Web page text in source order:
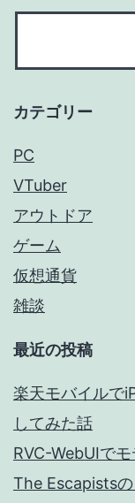
カテゴリー
PC
VTuber
アウトドア
ゲーム
仮想通貨
雑談
最近の投稿
楽天モバイルで
してみた話
RVC-WebUIで
The Escapists